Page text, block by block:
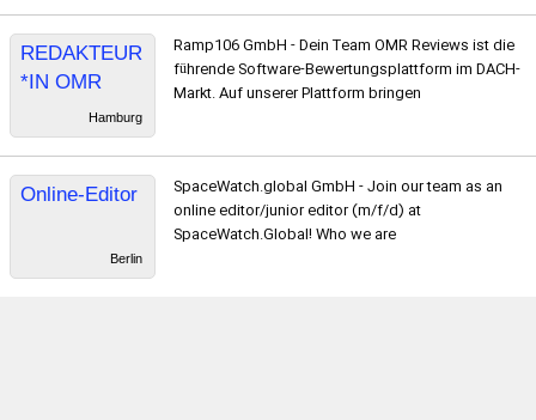
REDAKTEUR
*IN OMR
REVIEWSHamburg
Ramp106 GmbH - Dein Team OMR Reviews ist die
führende Software-Bewertungsplattform im DACH-
Markt. Auf unserer Plattform bringen
Online-Editor
Berlin
SpaceWatch.global GmbH - Join our team as an
online editor/junior editor (m/f/d) at
SpaceWatch.Global! Who we are